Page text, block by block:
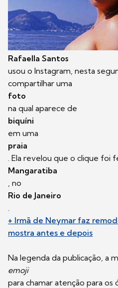
Rafaella Santos
usou o Instagram, nesta
compartilhar uma
foto
na qual aparece de
biquíni
em uma
praia
. Ela revelou que o clique foi
Mangaratiba
, no
Rio de Janeiro
+ Irmã de Neymar faz
mostra antes e depois
Na legenda da publicação, a
emoji
para chamar atenção para os